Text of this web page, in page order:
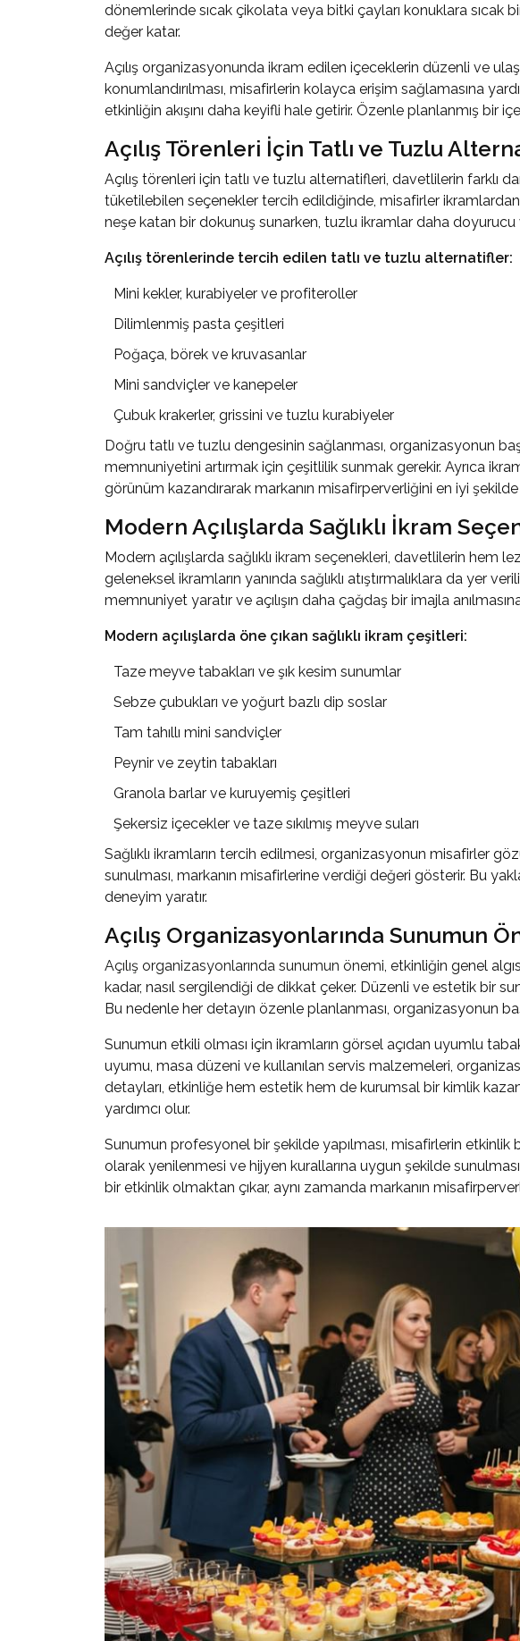
dönemlerinde sıcak çikolata veya bitki çayları konuklara sıcak
değer katar.
Açılış organizasyonunda ikram edilen içeceklerin düzenli ve
konumlandırılması, misafirlerin kolayca erişim sağlamasına
etkinliğin akışını daha keyifli hale getirir. Özenle planlanmış bir
Açılış Törenleri İçin Tatlı ve Tuzlu
Açılış törenleri için tatlı ve tuzlu alternatifleri, davetlilerin farklı
tüketilebilen seçenekler tercih edildiğinde, misafirler ikramlardan
neşe katan bir dokunuş sunarken, tuzlu ikramlar daha doyurucu
Açılış törenlerinde tercih edilen tatlı ve tuzlu alternatifler:
Mini kekler, kurabiyeler ve profiteroller
Dilimlenmiş pasta çeşitleri
Poğaça, börek ve kruvasanlar
Mini sandviçler ve kanepeler
Çubuk krakerler, grissini ve tuzlu kurabiyeler
Doğru tatlı ve tuzlu dengesinin sağlanması, organizasyonun
memnuniyetini artırmak için çeşitlilik sunmak gerekir. Ayrıca
görünüm kazandırarak markanın misafirperverliğini en iyi şekilde
Modern Açılışlarda Sağlıklı İkram
Modern açılışlarda sağlıklı ikram seçenekleri , davetlilerin hem
geleneksel ikramların yanında sağlıklı atıştırmalıklara da yer
memnuniyet yaratır ve açılışın daha çağdaş bir imajla
Modern açılışlarda öne çıkan sağlıklı ikram çeşitleri:
Taze meyve tabakları ve şık kesim sunumlar
Sebze çubukları ve yoğurt bazlı dip soslar
Tam tahıllı mini sandviçler
Peynir ve zeytin tabakları
Granola barlar ve kuruyemiş çeşitleri
Şekersiz içecekler ve taze sıkılmış meyve suları
Sağlıklı ikramların tercih edilmesi, organizasyonun misafirler
sunulması, markanın misafirlerine verdiği değeri gösterir. Bu
deneyim yaratır.
Açılış Organizasyonlarında Sunumun
Açılış organizasyonlarında sunumun önemi , etkinliğin genel
kadar, nasıl sergilendiği de dikkat çeker. Düzenli ve estetik bir
Bu nedenle her detayın özenle planlanması, organizasyonun
Sunumun etkili olması için ikramların görsel açıdan uyumlu
uyumu, masa düzeni ve kullanılan servis malzemeleri,
detayları, etkinliğe hem estetik hem de kurumsal bir kimlik
yardımcı olur.
Sunumun profesyonel bir şekilde yapılması, misafirlerin
olarak yenilenmesi ve hijyen kurallarına uygun şekilde
bir etkinlik olmaktan çıkar, aynı zamanda markanın